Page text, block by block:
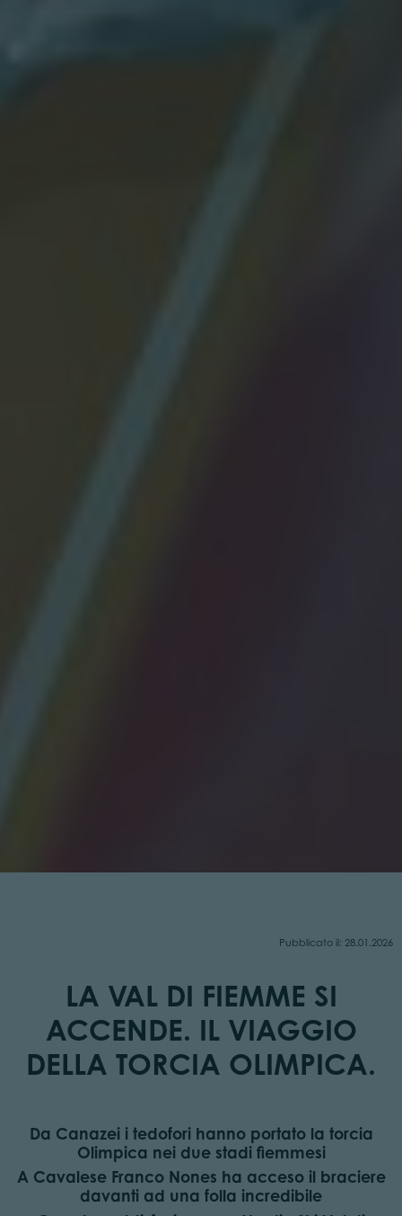
Pubblicato il: 28.01.2026
LA VAL DI FIEMME SI
ACCENDE. IL VIAGGIO
DELLA TORCIA OLIMPICA.
Da Canazei i tedofori hanno portato la torcia
Olimpica nei due stadi fiemmesi
A Cavalese Franco Nones ha acceso il braciere
davanti ad una folla incredibile